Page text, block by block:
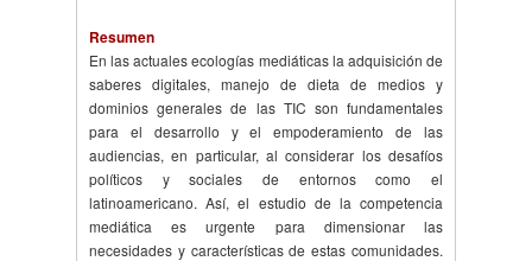
Resumen
En las actuales ecologías mediáticas la adquisición de
saberes digitales, manejo de dieta de medios y
dominios generales de las TIC son fundamentales
para el desarrollo y el empoderamiento de las
audiencias, en particular, al considerar los desafíos
políticos y sociales de entornos como el
latinoamericano. Así, el estudio de la competencia
mediática es urgente para dimensionar las
necesidades y características de estas comunidades.